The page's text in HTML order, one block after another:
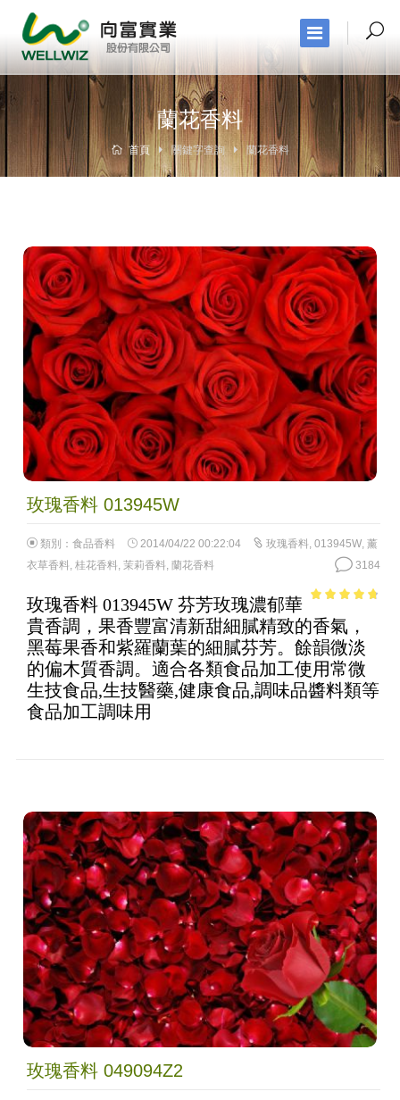
蘭花香料
首頁 關鍵字查詢 蘭花香料
玫瑰香料 013945W
類別： 食品香料 2014/04/22 00:22:04 玫瑰香料, 013945W, 薰
衣草香料, 桂花香料, 茉莉香料, 蘭花香料 3184
5
玫瑰香料 013945W 芬芳玫瑰濃郁華
貴香調，果香豐富清新甜細膩精致的香氣，
黑莓果香和紫羅蘭葉的細膩芬芳。餘韻微淡
的偏木質香調。適合各類食品加工使用常微
生技食品,生技醫藥,健康食品,調味品醬料類等
食品加工調味用
玫瑰香料 049094Z2